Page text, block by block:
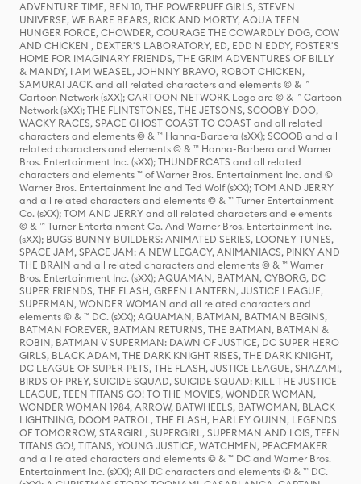
ADVENTURE TIME, BEN 10, THE POWERPUFF GIRLS, STEVEN
UNIVERSE, WE BARE BEARS, RICK AND MORTY, AQUA TEEN
HUNGER FORCE, CHOWDER, COURAGE THE COWARDLY DOG, COW
AND CHICKEN , DEXTER'S LABORATORY, ED, EDD N EDDY, FOSTER'S
HOME FOR IMAGINARY FRIENDS, THE GRIM ADVENTURES OF BILLY
& MANDY, I AM WEASEL, JOHNNY BRAVO, ROBOT CHICKEN,
SAMURAI JACK and all related characters and elements © & ™
Cartoon Network (sXX); CARTOON NETWORK Logo are © & ™ Cartoon
Network (sXX); THE FLINTSTONES, THE JETSONS, SCOOBY-DOO,
WACKY RACES, SPACE GHOST COAST TO COAST and all related
characters and elements © & ™ Hanna-Barbera (sXX); SCOOB and all
related characters and elements © & ™ Hanna-Barbera and Warner
Bros. Entertainment Inc. (sXX); THUNDERCATS and all related
characters and elements ™ of Warner Bros. Entertainment Inc. and ©
Warner Bros. Entertainment Inc and Ted Wolf (sXX); TOM AND JERRY
and all related characters and elements © & ™ Turner Entertainment
Co. (sXX); TOM AND JERRY and all related characters and elements
© & ™ Turner Entertainment Co. And Warner Bros. Entertainment Inc.
(sXX); BUGS BUNNY BUILDERS: ANIMATED SERIES, LOONEY TUNES,
SPACE JAM, SPACE JAM: A NEW LEGACY, ANIMANIACS, PINKY AND
THE BRAIN and all related characters and elements © & ™ Warner
Bros. Entertainment Inc. (sXX); AQUAMAN, BATMAN, CYBORG, DC
SUPER FRIENDS, THE FLASH, GREEN LANTERN, JUSTICE LEAGUE,
SUPERMAN, WONDER WOMAN and all related characters and
elements © & ™ DC. (sXX); AQUAMAN, BATMAN, BATMAN BEGINS,
BATMAN FOREVER, BATMAN RETURNS, THE BATMAN, BATMAN &
ROBIN, BATMAN V SUPERMAN: DAWN OF JUSTICE, DC SUPER HERO
GIRLS, BLACK ADAM, THE DARK KNIGHT RISES, THE DARK KNIGHT,
DC LEAGUE OF SUPER-PETS, THE FLASH, JUSTICE LEAGUE, SHAZAM!,
BIRDS OF PREY, SUICIDE SQUAD, SUICIDE SQUAD: KILL THE JUSTICE
LEAGUE, TEEN TITANS GO! TO THE MOVIES, WONDER WOMAN,
WONDER WOMAN 1984, ARROW, BATWHEELS, BATWOMAN, BLACK
LIGHTNING, DOOM PATROL, THE FLASH, HARLEY QUINN, LEGENDS
OF TOMORROW, STARGIRL, SUPERGIRL, SUPERMAN AND LOIS, TEEN
TITANS GO!, TITANS, YOUNG JUSTICE, WATCHMEN, PEACEMAKER
and all related characters and elements © & ™ DC and Warner Bros.
Entertainment Inc. (sXX); All DC characters and elements © & ™ DC.